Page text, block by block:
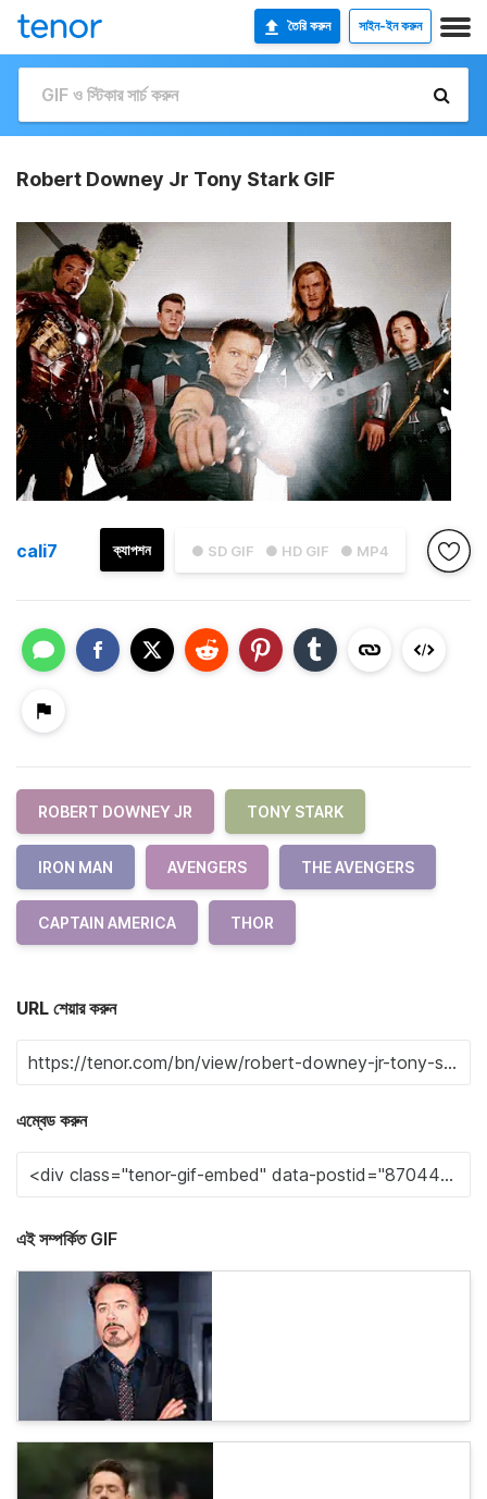
তৈরি করুন সাইন-ইন করুন
Robert Downey Jr Tony Stark GIF
● SD GIF ● HD GIF ● MP4
ক্যাপশন
cali7
ROBERT DOWNEY JR TONY STARK
IRON MAN AVENGERS THE AVENGERS
CAPTAIN AMERICA THOR
URL শেয়ার করুন
এম্বেড করুন
এই সম্পর্কিত GIF